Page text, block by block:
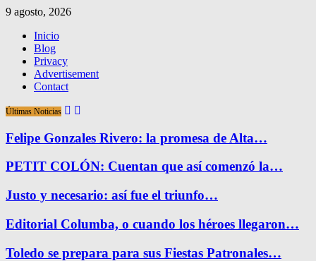
9 agosto, 2026
Inicio
Blog
Privacy
Advertisement
Contact
Últimas Noticias
Felipe Gonzales Rivero: la promesa de Alta…
PETIT COLÓN: Cuentan que así comenzó la…
Justo y necesario: así fue el triunfo…
Editorial Columba, o cuando los héroes llegaron…
Toledo se prepara para sus Fiestas Patronales…